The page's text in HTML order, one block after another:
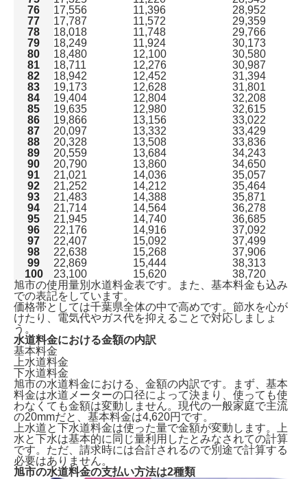
76
17,556 11,396
28,952
77
17,787 11,572
29,359
78
18,018 11,748
29,766
79
18,249 11,924
30,173
80
18,480 12,100
30,580
81
18,711 12,276
30,987
82
18,942 12,452
31,394
83
19,173 12,628
31,801
84
19,404 12,804
32,208
85
19,635 12,980
32,615
86
19,866 13,156
33,022
87
20,097 13,332
33,429
88
20,328 13,508
33,836
89
20,559 13,684
34,243
90
20,790 13,860
34,650
91
21,021 14,036
35,057
92
21,252 14,212
35,464
93
21,483 14,388
35,871
94
21,714 14,564
36,278
95
21,945 14,740
36,685
96
22,176 14,916
37,092
97
22,407 15,092
37,499
98
22,638 15,268
37,906
99
22,869 15,444
38,313
100
23,100 15,620
38,720
旭市の使用量別水道料金表です。また、基本料金も込み
での表記をしています。
価格帯としては千葉県全体の中で高めです。節水を心が
けたり、電気代やガス代を抑えることで対応しましょ
う。
水道料金における金額の内訳
基本料金
上水道料金
下水道料金
旭市の水道料金における、金額の内訳です。まず、基本
料金は水道メーターの口径によって決まり、使っても使
わなくても金額は変動しません。現代の一般家庭で主流
の20mmだと、基本料金は4,620円 です。
上水道と下水道料金は使った量で金額が変動します。上
水と下水は基本的に同じ量利用したとみなされての計算
です。ただ、請求時には合計されるので別途で計算する
必要はありません。
旭市の水道料金の支払い方法は2種類
旭市で水道を開栓する方法は2種類
ガスや電気も申し込むなら「全国水道サポートセンタ
ー」からがおすすめ！
旭市で水道手続きに必要な情報
旭市の水道料金一覧表
旭市の水道料金の支払い方法は2種類
水道に関する引越し後の注意点
よくある質問
まとめ｜旭市での水道手続き